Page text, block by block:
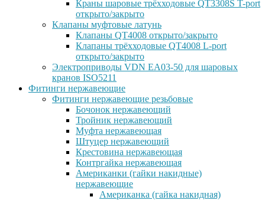
Краны шаровые трёхходовые QT3308S T-port
открыто/закрыто
Клапаны муфтовые латунь
Клапаны QT4008 открыто/закрыто
Клапаны трёхходовые QT4008 L-port
открыто/закрыто
Электроприводы VDN EA03-50 для шаровых
кранов ISO5211
Фитинги нержавеющие
Фитинги нержавеющие резьбовые
Бочонок нержавеющий
Тройник нержавеющий
Муфта нержавеющая
Штуцер нержавеющий
Крестовина нержавеющая
Контргайка нержавеющая
Американки (гайки накидные)
нержавеющие
Американка (гайка накидная)